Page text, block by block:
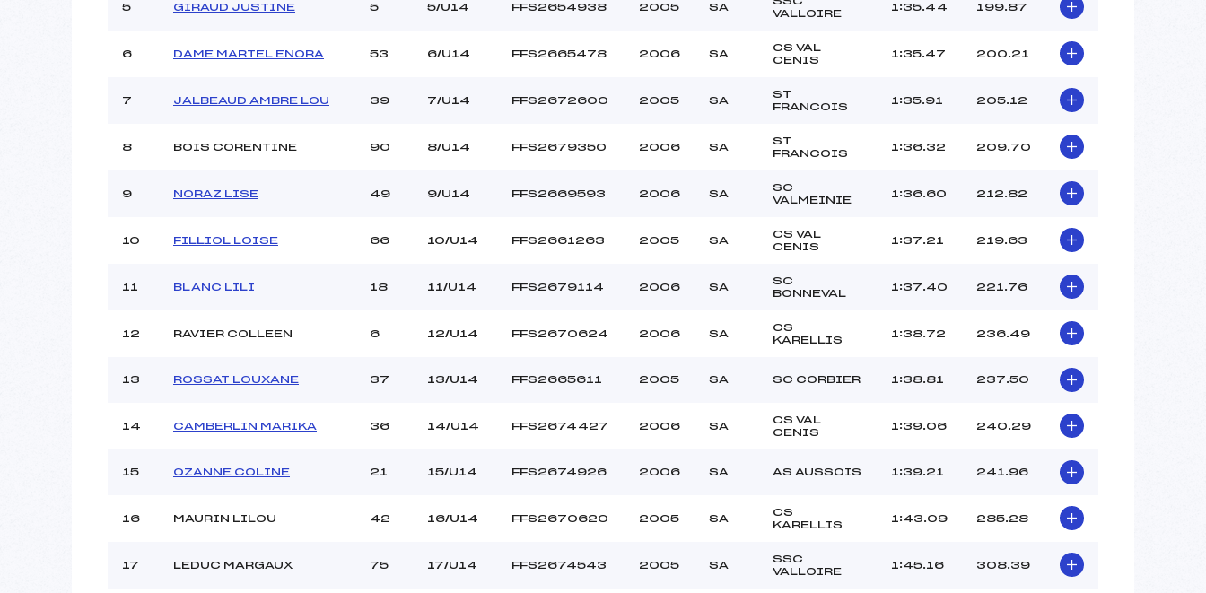
Météo :
BEAU
OLIVE DENIS (SA)
Température départ :
-7
Pénalité appliquée :
144.3900
5 GIRAUD JUSTINE 5 5/U14 FFS2654938 2005 SA
VALLOIRE
1:35.44 199.87
6 DAME MARTEL ENORA 53 6/U14 FFS2665478 2006 SA
CS VAL
CENIS
1:35.47 200.21
7 JALBEAUD AMBRE LOU 39 7/U14 FFS2672600 2005 SA
ST
FRANCOIS
1:35.91 205.12
8 BOIS CORENTINE 90 8/U14 FFS2679350 2006 SA
ST
FRANCOIS
1:36.32 209.70
9 NORAZ LISE 49 9/U14 FFS2669593 2006 SA
SC
VALMEINIE
1:36.60 212.82
10 FILLIOL LOISE 66 10/U14 FFS2661263 2005 SA
CS VAL
CENIS
1:37.21 219.63
11 BLANC LILI 18 11/U14 FFS2679114 2006 SA
SC
BONNEVAL
1:37.40 221.76
12 RAVIER COLLEEN 6 12/U14 FFS2670624 2006 SA
CS
KARELLIS
1:38.72 236.49
13 ROSSAT LOUXANE 37 13/U14 FFS2665611 2005 SA SC CORBIER 1:38.81 237.50
14 CAMBERLIN MARIKA 36 14/U14 FFS2674427 2006 SA
CS VAL
CENIS
1:39.06 240.29
15 OZANNE COLINE 21 15/U14 FFS2674926 2006 SA AS AUSSOIS 1:39.21 241.96
16 MAURIN LILOU 42 16/U14 FFS2670620 2005 SA
CS
KARELLIS
1:43.09 285.28
17 LEDUC MARGAUX 75 17/U14 FFS2674543 2005 SA
SSC
VALLOIRE
1:45.16 308.39